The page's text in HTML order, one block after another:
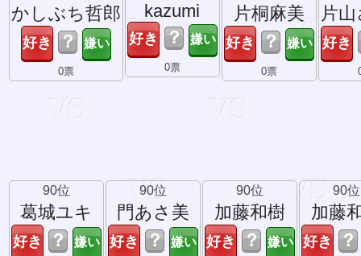
かしぶち哲郎
？
0票
kazumi
？
0票
片桐麻美
？
0票
片
90位
葛城ユキ
？
90位
門あさ美
？
90位
加藤和樹
？
90位
加藤
？